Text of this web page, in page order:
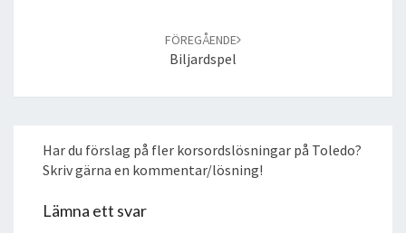
FÖREGÅENDE
Biljardspel
Har du förslag på fler korsordslösningar på Toledo?
Skriv gärna en kommentar/lösning!
Lämna ett svar